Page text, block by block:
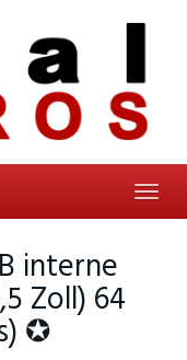
interne
Zoll) 64
✪